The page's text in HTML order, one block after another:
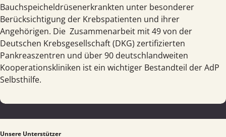
Bauchspeicheldrüsenerkrankten unter besonderer
Berücksichtigung der Krebspatienten und ihrer
Angehörigen. Die Zusammenarbeit mit 49 von der
Deutschen Krebsgesellschaft (DKG) zertifizierten
Pankreaszentren und über 90 deutschlandweiten
Kooperationskliniken ist ein wichtiger Bestandteil der AdP
Selbsthilfe.
Unsere Unterstützer